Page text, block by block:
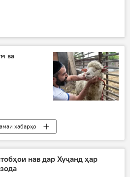
ва
хабарҳо
анъана
нав дар Хуҷанд ҳар